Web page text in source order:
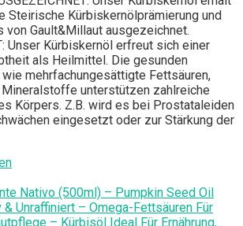
Steirische Kürbiskernölprämierung und
von Gault&Millaut ausgezeichnet.
Unser Kürbiskernöl erfreut sich einer
als Heilmittel. Die gesunden
mehrfachungesättigte Fettsäuren,
unterstützen zahlreiche
Körpers. Z.B. wird es bei Prostataleiden
eingesetzt oder zur Stärkung der